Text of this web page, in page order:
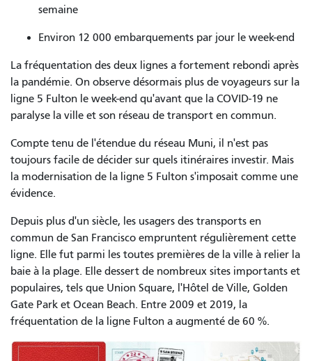
semaine
Environ 12 000 embarquements par jour le week-end
La fréquentation des deux lignes a fortement rebondi après
la pandémie. On observe désormais plus de voyageurs sur la
ligne 5 Fulton le week-end qu'avant que la COVID-19 ne
paralyse la ville et son réseau de transport en commun.
Compte tenu de l'étendue du réseau Muni, il n'est pas
toujours facile de décider sur quels itinéraires investir. Mais
la modernisation de la ligne 5 Fulton s'imposait comme une
évidence.
Depuis plus d'un siècle, les usagers des transports en
commun de San Francisco empruntent régulièrement cette
ligne. Elle fut parmi les toutes premières de la ville à relier la
baie à la plage. Elle dessert de nombreux sites importants et
populaires, tels que Union Square, l'Hôtel de Ville, Golden
Gate Park et Ocean Beach. Entre 2009 et 2019, la
fréquentation de la ligne Fulton a augmenté de 60 %.